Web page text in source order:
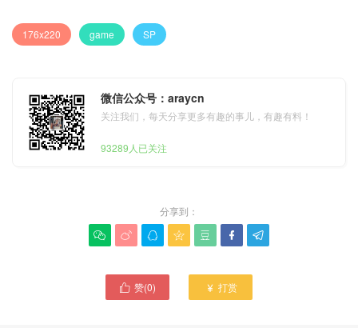
176x220 game SP
微信公众号：araycn
关注我们，每天分享更多有趣的事儿，有趣有料！
93289人已关注
分享到：
      
 赞(0)  打赏